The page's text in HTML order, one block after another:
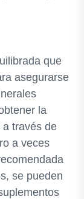
que
asegurarse
la
través de
a veces
se pueden